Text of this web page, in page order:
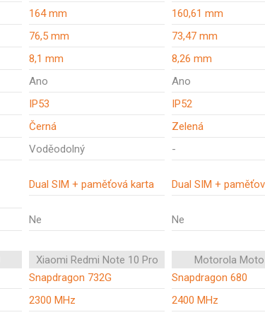
164 mm
160,61 mm
76,5 mm
73,47 mm
8,1 mm
8,26 mm
Ano
Ano
IP53
IP52
Černá
Zelená
Voděodolný -
Dual SIM + paměťová karta Dual SIM +
Ne Ne
Xiaomi Redmi Note 10 Pro
Motorola Moto
Snapdragon 732G
Snapdragon 680
2300 MHz
2400 MHz